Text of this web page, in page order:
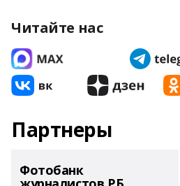
Читайте нас
Партнеры
Фотобанк